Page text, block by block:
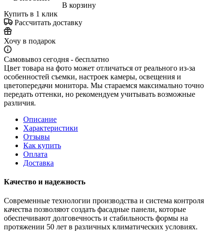
В корзину
Купить в 1 клик
Рассчитать доставку
Хочу в подарок
Самовывоз сегодня - бесплатно
Цвет товара на фото может отличаться от реального из-за
особенностей съемки, настроек камеры, освещения и
цветопередачи монитора. Мы стараемся максимально точно
передать оттенки, но рекомендуем учитывать возможные
различия.
Описание
Характеристики
Отзывы
Как купить
Оплата
Доставка
Качество и надежность
Современные технологии производства и система контроля
качества позволяют создать фасадные панели, которые
обеспечивают долговечность и стабильность формы на
протяжении 50 лет в различных климатических условиях.